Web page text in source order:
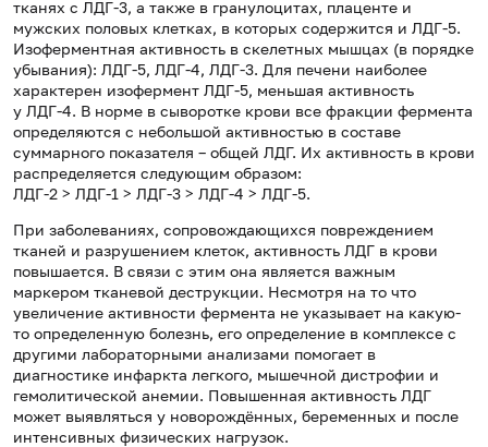
тканях с ЛДГ-3, а также в гранулоцитах, плаценте и
мужских половых клетках, в которых содержится и ЛДГ-5.
Изоферментная активность в скелетных мышцах (в порядке
убывания): ЛДГ-5, ЛДГ-4, ЛДГ-3. Для печени наиболее
характерен изофермент ЛДГ-5, меньшая активность
у ЛДГ-4. В норме в сыворотке крови все фракции фермента
определяются с небольшой активностью в составе
суммарного показателя – общей ЛДГ. Их активность в крови
распределяется следующим образом:
ЛДГ-2 > ЛДГ-1 > ЛДГ-3 > ЛДГ-4 > ЛДГ-5.
При заболеваниях, сопровождающихся повреждением
тканей и разрушением клеток, активность ЛДГ в крови
повышается. В связи с этим она является важным
маркером тканевой деструкции. Несмотря на то что
увеличение активности фермента не указывает на какую-
то определенную болезнь, его определение в комплексе с
другими лабораторными анализами помогает в
диагностике инфаркта легкого, мышечной дистрофии и
гемолитической анемии. Повышенная активность ЛДГ
может выявляться у новорождённых, беременных и после
интенсивных физических нагрузок.